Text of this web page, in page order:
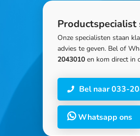
Productspecialist
Onze specialisten staan
advies te geven. Bel of
2043010 en kom direct in
Bel naar 033-
Whatsapp ons